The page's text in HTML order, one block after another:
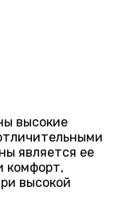
высокие
является ее
комфорт,
высокой